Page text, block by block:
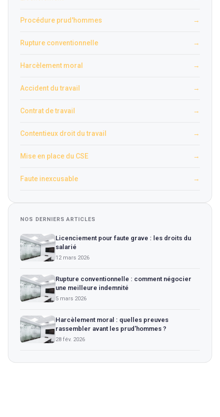
Procédure prud'hommes →
Rupture conventionnelle →
Harcèlement moral →
Accident du travail →
Contrat de travail →
Contentieux droit du travail →
Mise en place du CSE →
Faute inexcusable →
NOS DERNIERS ARTICLES
Licenciement pour faute grave : les droits du
salarié
12 mars 2026
Rupture conventionnelle : comment négocier
une meilleure indemnité
5 mars 2026
Harcèlement moral : quelles preuves
rassembler avant les prud'hommes ?
28 fév. 2026